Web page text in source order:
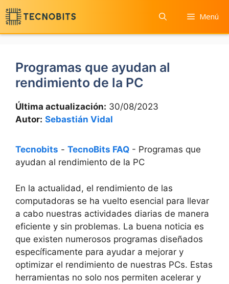
Saltar
al
contenido
Menú
Programas que ayudan al
rendimiento de la PC
Última actualización: 30/08/2023
Autor: Sebastián Vidal
Tecnobits - TecnoBits FAQ - Programas que
ayudan al rendimiento de la PC
En la actualidad, el rendimiento de⁣ las
⁤computadoras se ha vuelto​ esencial para llevar
⁤a cabo ‌nuestras actividades diarias ⁣de manera
eficiente⁤ y sin problemas. La buena noticia es
⁣que existen numerosos programas diseñados
específicamente para ayudar a mejorar y
optimizar el rendimiento de⁢ nuestras PCs. Estas
herramientas no solo nos permiten acelerar y‍